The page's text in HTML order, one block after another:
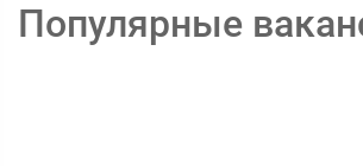
Популярные